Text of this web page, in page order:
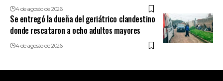
4 de agosto de 2026
Se entregó la dueña del geriátrico clandestino
donde rescataron a ocho adultos mayores
4 de agosto de 2026